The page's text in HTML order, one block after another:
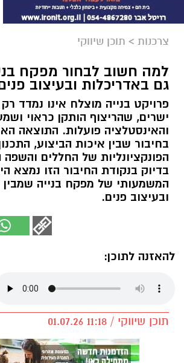
צרכנות > תוכן שיווקי
למה חשוב לבחור מפקח
גם באדריכלות ובעיצוב
פרויקט בנייה מוצלח אינו נמדד
ישרים, שהריצוף הותקן כראוי
והאינסטלציה פועלות. התוצאה
בחיבור שבין איכות הביצוע,
הפונקציונליות של החללים והשפה
בדיוק בנקודת החיבור הזו נמצא
המשמעותי של מפקח בנייה שמבין
ובעיצוב פנים.
להאזנה לתוכן:
תוכן שיווקי / 11:18 01.07.26